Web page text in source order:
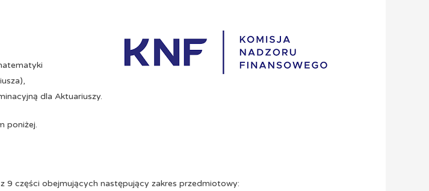
dla Aktuariuszy.
poniżej.
9 części obejmujących następujący zakres przedmiotowy: